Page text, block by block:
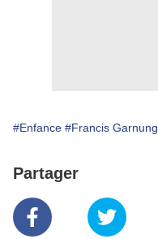
#Enfance #Francis Garnung
Partager